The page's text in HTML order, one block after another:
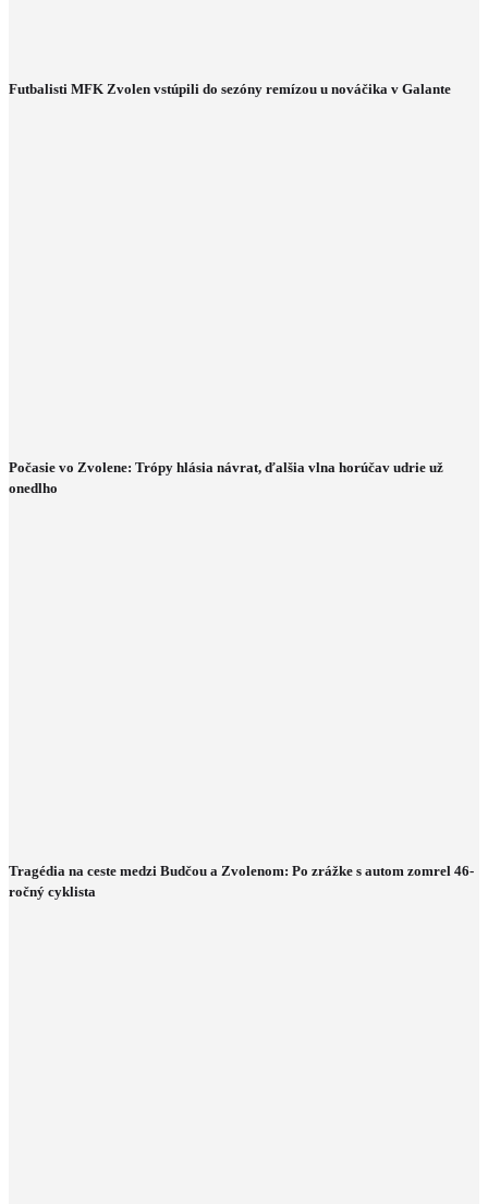
Futbalisti MFK Zvolen vstúpili do sezóny remízou u nováčika v Galante
Počasie vo Zvolene: Trópy hlásia návrat, ďalšia vlna horúčav udrie už
onedlho
Tragédia na ceste medzi Budčou a Zvolenom: Po zrážke s autom zomrel 46-
ročný cyklista